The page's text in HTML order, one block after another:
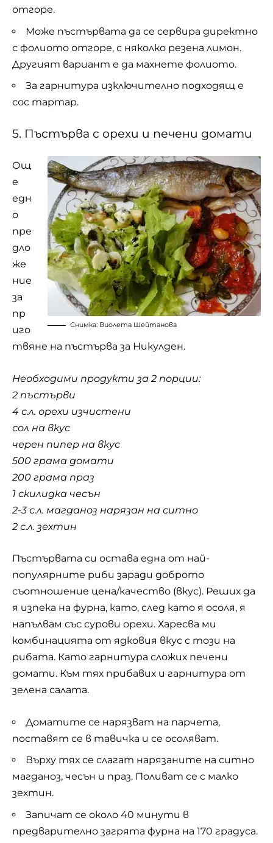
отгоре.
Може пъстървата да се сервира директно
с фолиото отгоре, с няколко резена лимон.
Другият вариант е да махнете фолиото.
За гарнитура изключително подходящ е
сос тартар.
5. Пъстърва с орехи и печени домати
Снимка: Виолета Шейтанова
Ощ
е
едн
о
пре
дло
же
ние
за
пр
иго
твяне на пъстърва за Никулден.
Необходими продукти за 2 порции:
2 пъстърви
4 с.л. орехи изчистени
сол на вкус
черен пипер на вкус
500 грама домати
200 грама праз
1 скилидка чесън
2-3 с.л. магданоз нарязан на ситно
2 с.л. зехтин
Пъстървата си остава една от най-
популярните риби заради доброто
съотношение цена/качество (вкус). Реших да
я изпека на фурна, като, след като я осоля, я
напълвам със сурови орехи. Харесва ми
комбинацията от ядковия вкус с този на
рибата. Като гарнитура сложих печени
домати. Към тях прибавих и гарнитура от
зелена салата.
Доматите се нарязват на парчета,
поставят се в тавичка и се осоляват.
Върху тях се слагат нарязаните на ситно
магданоз, чесън и праз. Поливат се с малко
зехтин.
Запичат се около 40 минути в
предварително загрята фурна на 170 градуса.